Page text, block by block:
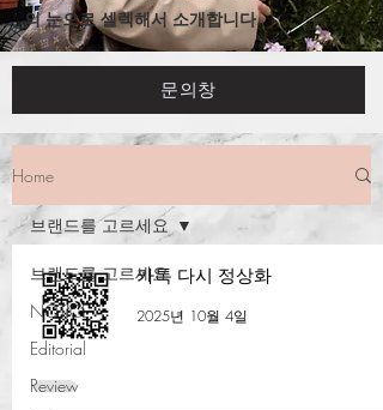
의 눈으로 셀렉해서 소개합니다.
문의창
Home
브랜드를 고르세요
NOTICE
Editorial
Review
브랜드를 고르세요
카톡 다시 정상화
2025년 10월 4일